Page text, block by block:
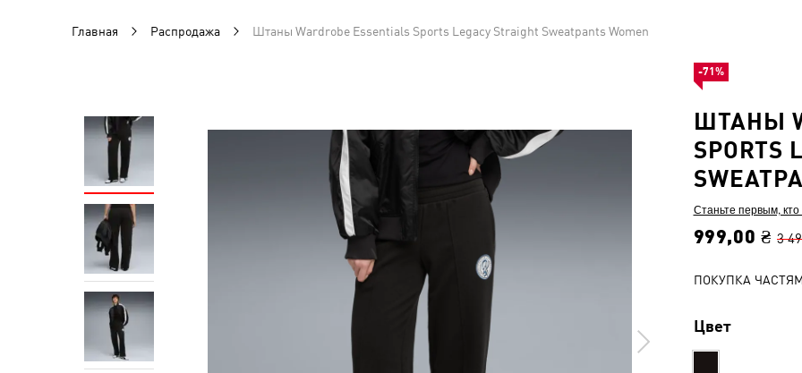
Главная Распродажа Штаны Wardrobe Essentials Sports Legacy Straight Sweatpants Women
ШТАНЫ
SPORTS
Станьте первым,
999,00 ₴ 3
ПОКУПКА
Цвет
-71%